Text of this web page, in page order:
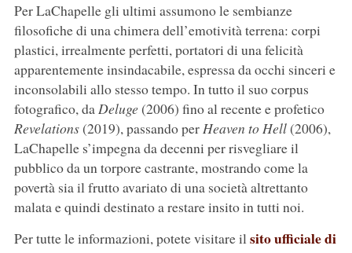
Per LaChapelle gli ultimi assumono le sembianze
filosofiche di una chimera dell’emotività terrena: corpi
plastici, irrealmente perfetti, portatori di una felicità
apparentemente insindacabile, espressa da occhi sinceri e
inconsolabili allo stesso tempo. In tutto il suo corpus
fotografico, daDeluge(2006) fino al recente e profetico
Revelations(2019), passando perHeaven to Hell(2006),
LaChapelle s’impegna da decenni per risvegliare il
pubblico da un torpore castrante, mostrando come la
povertà sia il frutto avariato di una società altrettanto
malata e quindi destinato a restare insito in tutti noi.
Per tutte le informazioni, potete visitare ilsito ufficiale di